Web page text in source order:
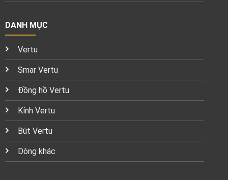
DANH MỤC
Vertu
Smar Vertu
Đồng hồ Vertu
Kính Vertu
Bút Vertu
Dòng khác